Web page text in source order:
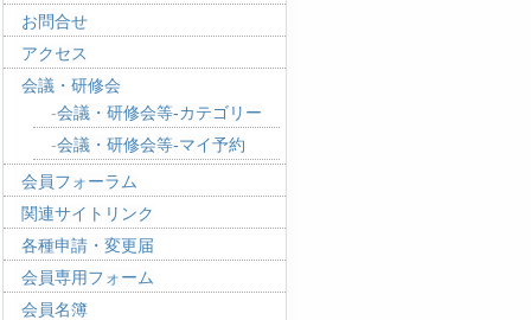
お問合せ
アクセス
会議・研修会
会議・研修会等-カテゴリー
会議・研修会等-マイ予約
会員フォーラム
関連サイトリンク
各種申請・変更届
会員専用フォーム
会員名簿